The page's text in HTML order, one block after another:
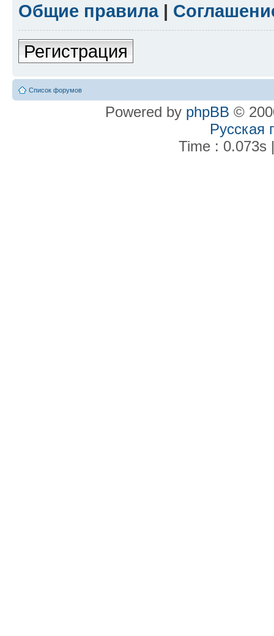
Общие правила|
Регистрация
Список форумов
Powered by phpBB ©
Русская
Time : 0.073s